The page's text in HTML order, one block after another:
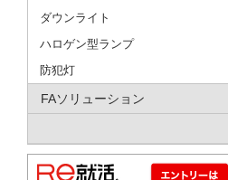
ダウンライト
ハロゲン型ランプ
防犯灯
FAソリューション